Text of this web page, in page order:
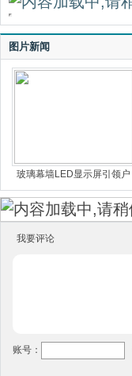
图片新闻
玻璃幕墙LED显示屏引领户
我要评论
账号：